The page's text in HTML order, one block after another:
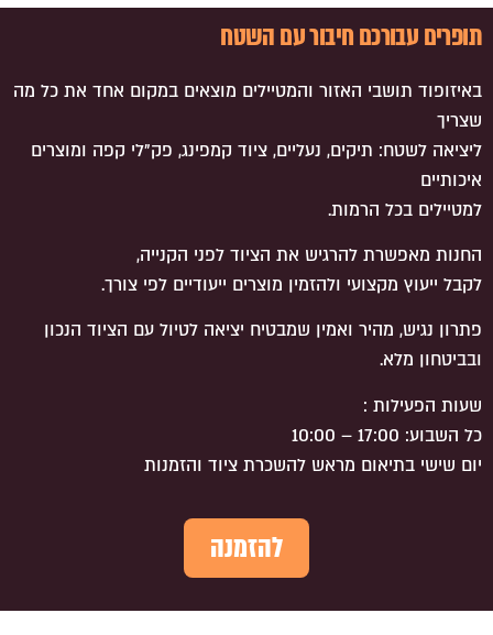
תופרים עבורכם חיבור עם השטח
באיזופוד תושבי האזור והמטיילים מוצאים במקום אחד את כל מה
שצריך
ליציאה לשטח: תיקים, נעליים, ציוד קמפינג, פק"לי קפה ומוצרים
איכותיים
למטיילים בכל הרמות.
החנות מאפשרת להרגיש את הציוד לפני הקנייה,
לקבל ייעוץ מקצועי ולהזמין מוצרים ייעודיים לפי צורך.
פתרון נגיש, מהיר ואמין שמבטיח יציאה לטיול עם הציוד הנכון
ובביטחון מלא.
שעות הפעילות :
כל השבוע: 17:00 – 10:00
יום שישי בתיאום מראש להשכרת ציוד והזמנות
להזמנה